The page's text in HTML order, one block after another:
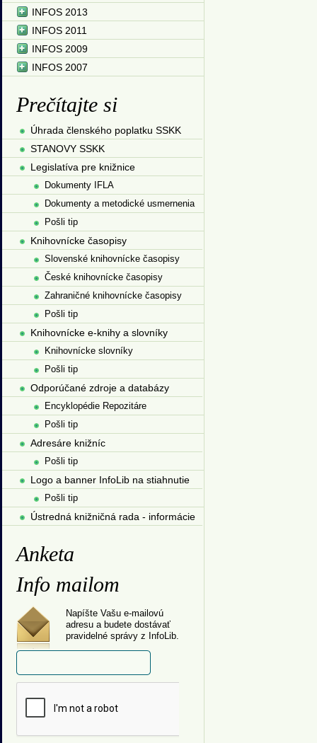
INFOS 2013
INFOS 2011
INFOS 2009
INFOS 2007
Prečítajte si
Úhrada členského poplatku SSKK
STANOVY SSKK
Legislatíva pre knižnice
Dokumenty IFLA
Dokumenty a metodické usmernenia
Pošli tip
Knihovnícke časopisy
Slovenské knihovnícke časopisy
České knihovnícke časopisy
Zahraničné knihovnícke časopisy
Pošli tip
Knihovnícke e-knihy a slovníky
Knihovnícke slovníky
Pošli tip
Odporúčané zdroje a databázy
Encyklopédie Repozitáre
Pošli tip
Adresáre knižníc
Pošli tip
Logo a banner InfoLib na stiahnutie
Pošli tip
Ústredná knižničná rada - informácie
Anketa
Info mailom
Napíšte Vašu e-mailovú
adresu a budete dostávať
pravidelné správy z InfoLib.